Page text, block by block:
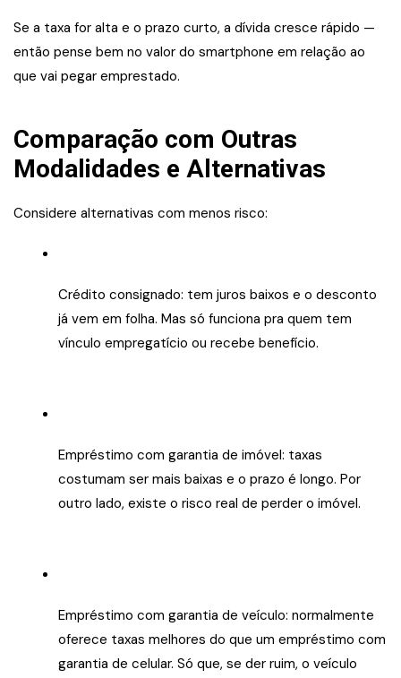
Se a taxa for alta e o prazo curto, a dívida cresce rápido —
então pense bem no valor do smartphone em relação ao
que vai pegar emprestado.
Comparação com Outras
Modalidades e Alternativas
Considere alternativas com menos risco:
Crédito consignado: tem juros baixos e o desconto
já vem em folha. Mas só funciona pra quem tem
vínculo empregatício ou recebe benefício.
Empréstimo com garantia de imóvel: taxas
costumam ser mais baixas e o prazo é longo. Por
outro lado, existe o risco real de perder o imóvel.
Empréstimo com garantia de veículo: normalmente
oferece taxas melhores do que um empréstimo com
garantia de celular. Só que, se der ruim, o veículo